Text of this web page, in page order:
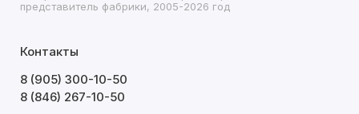
представитель фабрики, 2005-2026 год
Контакты
8 (905) 300-10-50
8 (846) 267-10-50